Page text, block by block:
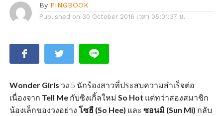
By PINGBOOK
Published on 30 October 2016 เวลา 05:01:37 น.
Wonder Girls วง 5 นักร้องสาวที่ประสบความสำเร็จต่อ
เนื่องจาก Tell Meกับซิงเกิ้ลใหม่ So Hot แต่ทว่าสองสมาชิก
น้องเล็กของวงอย่าง โซฮี (So Hee) และ ซอนมิ (Sun Mi) กลับ